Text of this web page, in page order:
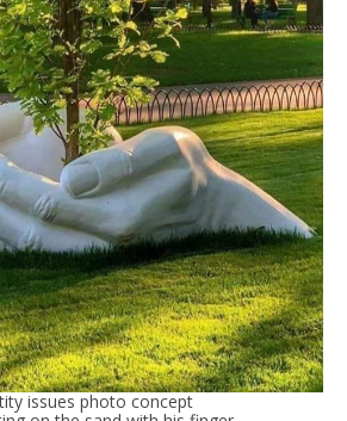
issues photo concept